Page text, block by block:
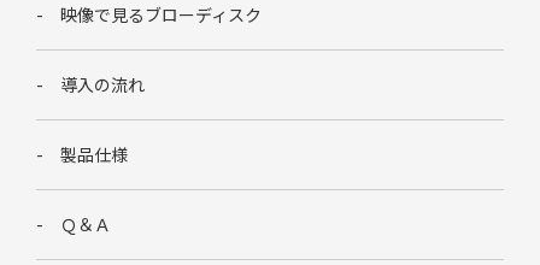
映像で見るブローディスク
導入の流れ
製品仕様
Ｑ＆Ａ